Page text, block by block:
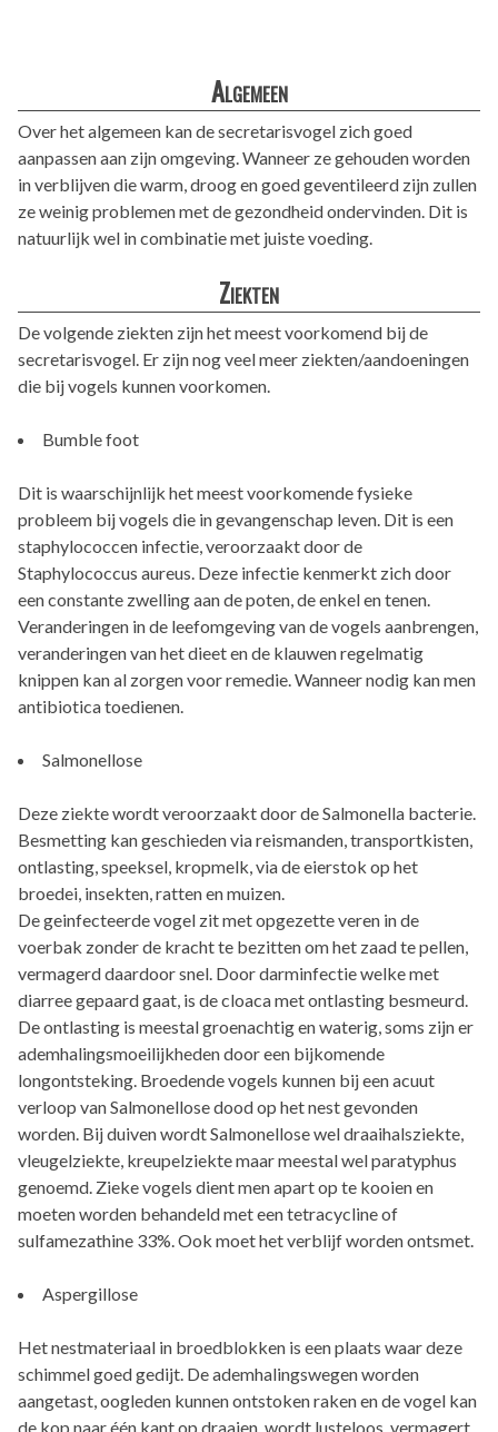
Algemeen
Over het algemeen kan de secretarisvogel zich goed
aanpassen aan zijn omgeving. Wanneer ze gehouden worden
in verblijven die warm, droog en goed geventileerd zijn zullen
ze weinig problemen met de gezondheid ondervinden. Dit is
natuurlijk wel in combinatie met juiste voeding.
Ziekten
De volgende ziekten zijn het meest voorkomend bij de
secretarisvogel. Er zijn nog veel meer ziekten/aandoeningen
die bij vogels kunnen voorkomen.
Bumble foot
Dit is waarschijnlijk het meest voorkomende fysieke
probleem bij vogels die in gevangenschap leven. Dit is een
staphylococcen infectie, veroorzaakt door de
Staphylococcus aureus. Deze infectie kenmerkt zich door
een constante zwelling aan de poten, de enkel en tenen.
Veranderingen in de leefomgeving van de vogels aanbrengen,
veranderingen van het dieet en de klauwen regelmatig
knippen kan al zorgen voor remedie. Wanneer nodig kan men
antibiotica toedienen.
Salmonellose
Deze ziekte wordt veroorzaakt door de Salmonella bacterie.
Besmetting kan geschieden via reismanden, transportkisten,
ontlasting, speeksel, kropmelk, via de eierstok op het
broedei, insekten, ratten en muizen.
De geinfecteerde vogel zit met opgezette veren in de
voerbak zonder de kracht te bezitten om het zaad te pellen,
vermagerd daardoor snel. Door darminfectie welke met
diarree gepaard gaat, is de cloaca met ontlasting besmeurd.
De ontlasting is meestal groenachtig en waterig, soms zijn er
ademhalingsmoeilijkheden door een bijkomende
longontsteking. Broedende vogels kunnen bij een acuut
verloop van Salmonellose dood op het nest gevonden
worden. Bij duiven wordt Salmonellose wel draaihalsziekte,
vleugelziekte, kreupelziekte maar meestal wel paratyphus
genoemd. Zieke vogels dient men apart op te kooien en
moeten worden behandeld met een tetracycline of
sulfamezathine 33%. Ook moet het verblijf worden ontsmet.
Aspergillose
Het nestmateriaal in broedblokken is een plaats waar deze
schimmel goed gedijt. De ademhalingswegen worden
aangetast, oogleden kunnen ontstoken raken en de vogel kan
de kop naar één kant op draaien, wordt lusteloos, vermagert,